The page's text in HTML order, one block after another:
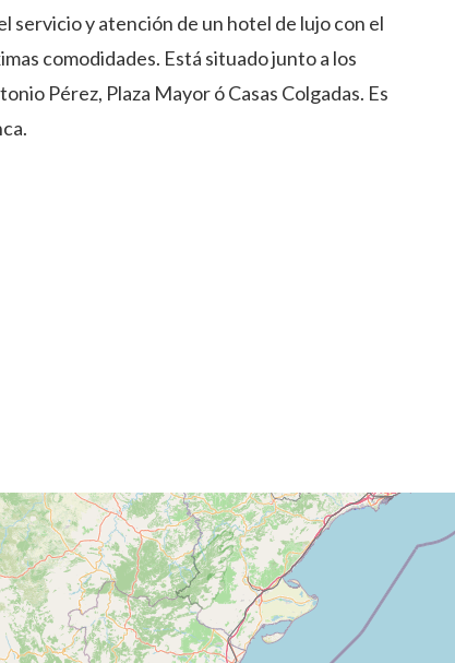
servicio y atención de un hotel de lujo con el
comodidades. Está situado junto a los
Pérez, Plaza Mayor ó Casas Colgadas. Es